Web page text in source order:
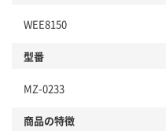
WEE8150
型番
MZ-0233
商品の特徴